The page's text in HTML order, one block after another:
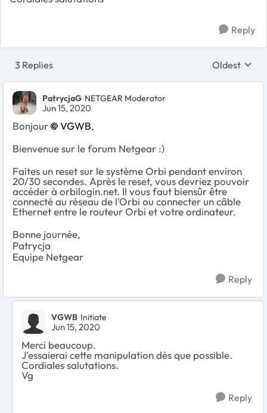
Reply
3 Replies Replies
Oldest
PatrycjaG NETGEAR Moderator
Jun 15, 2020
Bonjour VGWB,
Bienvenue sur le forum Netgear :)
Faites un reset sur le système Orbi pendant environ
20/30 secondes. Après le reset, vous devriez pouvoir
accéder à orbilogin.net. Il vous faut biensûr être
connecté au réseau de l'Orbi ou connecter un câble
Ethernet entre le routeur Orbi et votre ordinateur.
Bonne journée,
Patrycja
Equipe Netgear
Reply
VGWB Initiate
Jun 15, 2020
Merci beaucoup.
J’essaierai cette manipulation dès que possible.
Cordiales salutations.
Vg
Reply